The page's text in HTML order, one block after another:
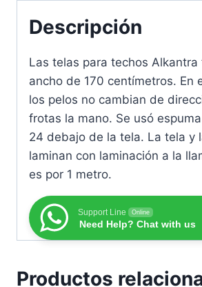
Descripción
Las telas para techos Alkantra
ancho de 170 centímetros. En
los pelos no cambian de
frotas la mano. Se usó
24 debajo de la tela. La tela y
laminan con laminación a la
es por 1 metro.
Support Line Online
Need Help? Chat with us
Productos